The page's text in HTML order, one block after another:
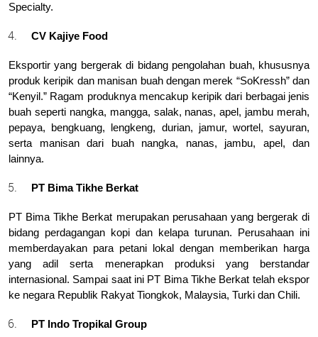
Specialty.
CV Kajiye Food
Eksportir yang bergerak di bidang pengolahan buah, khususnya
produk keripik dan manisan buah dengan merek “SoKressh” dan
“Kenyil.” Ragam produknya mencakup keripik dari berbagai jenis
buah seperti nangka, mangga, salak, nanas, apel, jambu merah,
pepaya, bengkuang, lengkeng, durian, jamur, wortel, sayuran,
serta manisan dari buah nangka, nanas, jambu, apel, dan
lainnya.
PT Bima Tikhe Berkat
PT Bima Tikhe Berkat merupakan perusahaan yang bergerak di
bidang perdagangan kopi dan kelapa turunan. Perusahaan ini
memberdayakan para petani lokal dengan memberikan harga
yang adil serta menerapkan produksi yang berstandar
internasional. Sampai saat ini PT Bima Tikhe Berkat telah ekspor
ke negara Republik Rakyat Tiongkok, Malaysia, Turki dan Chili.
PT Indo Tropikal Group